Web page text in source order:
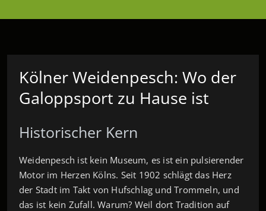
Kölner Weidenpesch: Wo der
Galoppsport zu Hause ist
Historischer Kern
Weidenpesch ist kein Museum, es ist ein pulsierender
Motor im Herzen Kölns. Seit 1902 schlägt das Herz
der Stadt im Takt von Hufschlag und Trommeln, und
das ist kein Zufall. Warum? Weil dort Tradition auf